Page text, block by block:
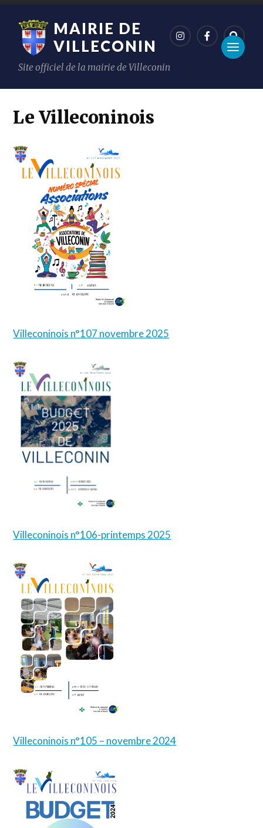
MAIRIE DE
VILLECONIN
Site officiel de la mairie de Villeconin
Le Villeconinois
Villeconinois n°107 novembre 2025
Villeconinois n°106-printemps 2025
Villeconinois n°105 – novembre 2024